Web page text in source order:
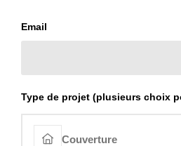
Email
Type de projet (plusieurs choix
Couverture